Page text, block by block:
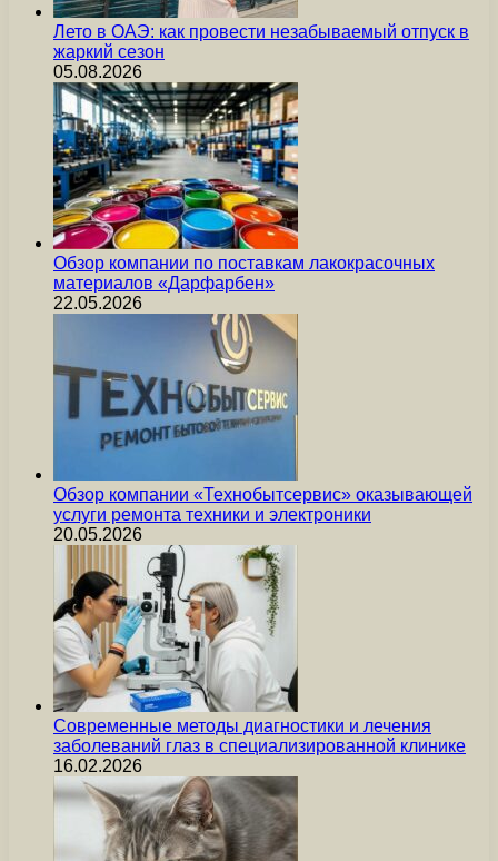
Лето в ОАЭ: как провести незабываемый отпуск в
жаркий сезон
05.08.2026
Обзор компании по поставкам лакокрасочных
материалов «Дарфарбен»
22.05.2026
Обзор компании «Технобытсервис» оказывающей
услуги ремонта техники и электроники
20.05.2026
Современные методы диагностики и лечения
заболеваний глаз в специализированной клинике
16.02.2026